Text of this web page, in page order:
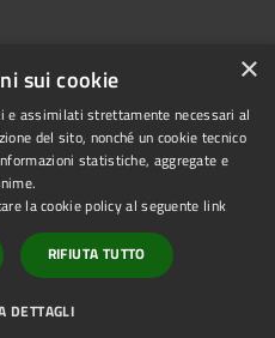
Copyright © 2025 Comune di
Montecatini Terme
Powered byMunicipium
Accesso redazione
×
sui cookie
e assimilati strettamente necessari al
del sito, nonché un cookie tecnico
statistiche, aggregate e
la cookie policy al seguente link
RIFIUTA TUTTO
DETTAGLI